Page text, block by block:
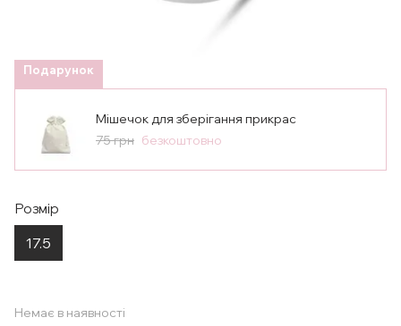
Подарунок
Мішечок для зберігання прикрас
75 грн безкоштовно
Розмір
17.5
Немає в наявності